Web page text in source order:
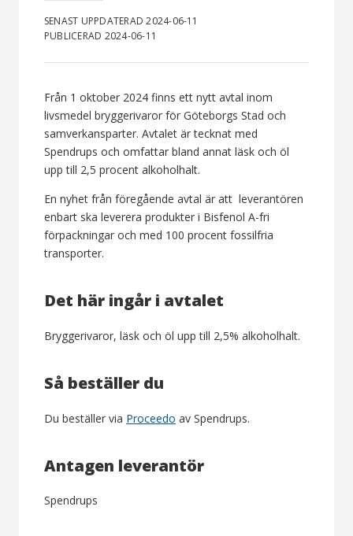
SENAST UPPDATERAD 2024-06-11
PUBLICERAD 2024-06-11
Från 1 oktober 2024 finns ett nytt avtal inom
livsmedel bryggerivaror för Göteborgs Stad och
samverkansparter. Avtalet är tecknat med
Spendrups och omfattar bland annat läsk och öl
upp till 2,5 procent alkoholhalt.
En nyhet från föregående avtal är att leverantören
enbart ska leverera produkter i Bisfenol A-fri
förpackningar och med 100 procent fossilfria
transporter.
Det här ingår i avtalet
Bryggerivaror, läsk och öl upp till 2,5% alkoholhalt.
Så beställer du
Du beställer via Proceedo av Spendrups.
Antagen leverantör
Spendrups